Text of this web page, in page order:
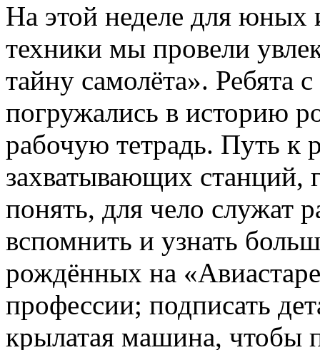
На этой неделе для юных
техники мы провели
тайну самолёта». Ребята
погружались в историю
рабочую тетрадь. Путь к
захватывающих станций,
понять, для чело служат
вспомнить и узнать
рождённых на
профессии; подписать
крылатая машина, чтобы